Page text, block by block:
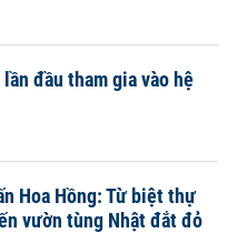
đầu tham gia vào hệ
Hoa Hồng: Từ biệt thự
vườn tùng Nhật đắt đỏ